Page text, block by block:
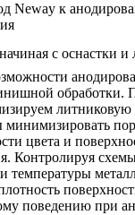
Neway к
с оснастки и
обработки.
литниковую
цвета и
Контролируя
температуры
поведению при